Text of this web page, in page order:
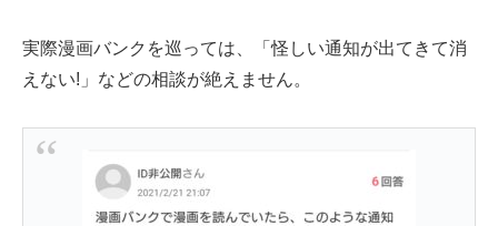
実際漫画バンクを巡っては、「怪しい通知が出てきて消
えない!」などの相談が絶えません。